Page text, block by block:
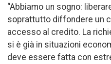
“Abbiamo un sogno:
soprattutto diffondere un
accesso al credito. La
si è già in situazioni
deve essere fatta con